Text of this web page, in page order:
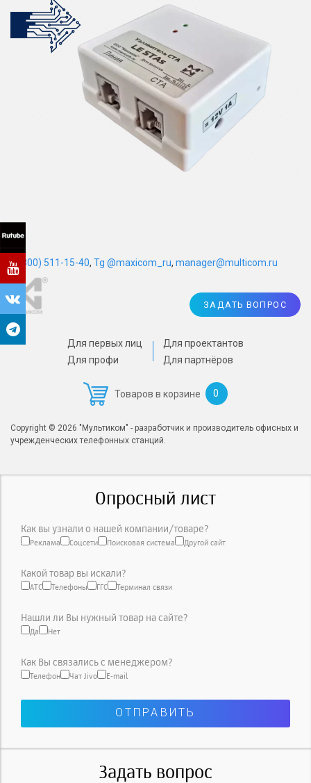
Для первых лиц
Для профи
Для проектантов
Для партнёров
Товаров в корзине 0
ЗАДАТЬ ВОПРОС
Copyright © 2026 "Мультиком" - разработчик и производитель офисных и
учрежденческих телефонных станций.
8 (800) 511-15-40, Tg @maxicom_ru, manager@multicom.ru
Опросный лист
Как вы узнали о нашей компании/товаре?
Реклама Соцсети Поисковая система Другой сайт
Какой товар вы искали?
АТС Телефоны ГГС Терминал связи
Нашли ли Вы нужный товар на сайте?
Да Нет
Как Вы связались с менеджером?
Телефон Чат Jivo E-mail
Задать вопрос